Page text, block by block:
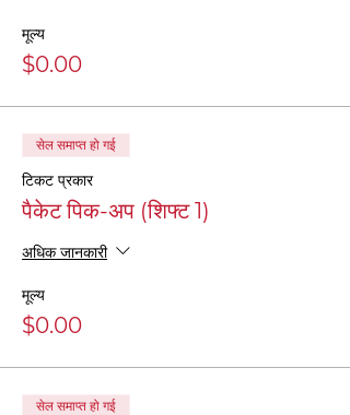
मूल्य
$0.00
सेल समाप्त हो गई
टिकट प्रकार
पैकेट पिक-अप (शिफ्ट 1)
अधिक जानकारी
मूल्य
$0.00
सेल समाप्त हो गई